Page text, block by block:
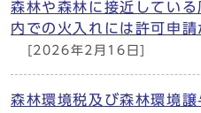
森林や森林に接近してい
内での火入れには許可申請
[2026年2月16日]
森林環境税及び森林環境